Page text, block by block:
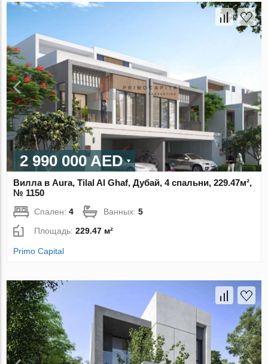
2 990 000 AED
Вилла в Aura, Tilal Al Ghaf, Дубай, 4 спальни, 229.47м²,
№ 1150
Спален:4 Ванных:5
Площадь:229.47 м²
Primo Capital